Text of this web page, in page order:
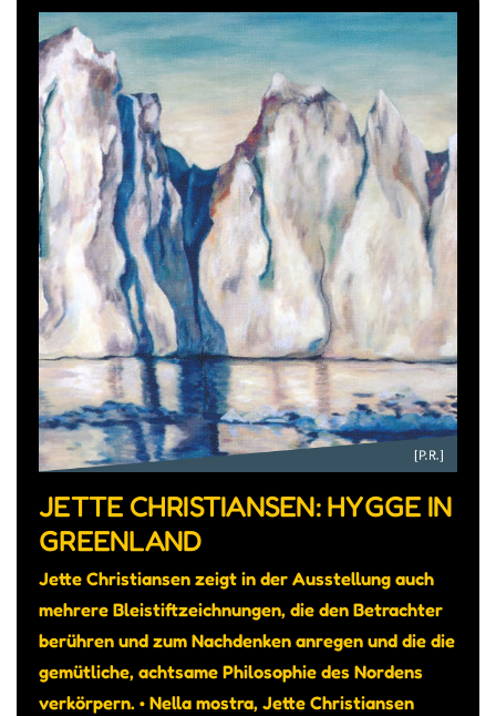
JETTE CHRISTIANSEN: HYGGE IN
GREENLAND
Jette Christiansen zeigt in der Ausstellung auch
mehrere Bleistiftzeichnungen, die den Betrachter
berühren und zum Nachdenken anregen und die die
gemütliche, achtsame Philosophie des Nordens
verkörpern. • Nella mostra, Jette Christiansen